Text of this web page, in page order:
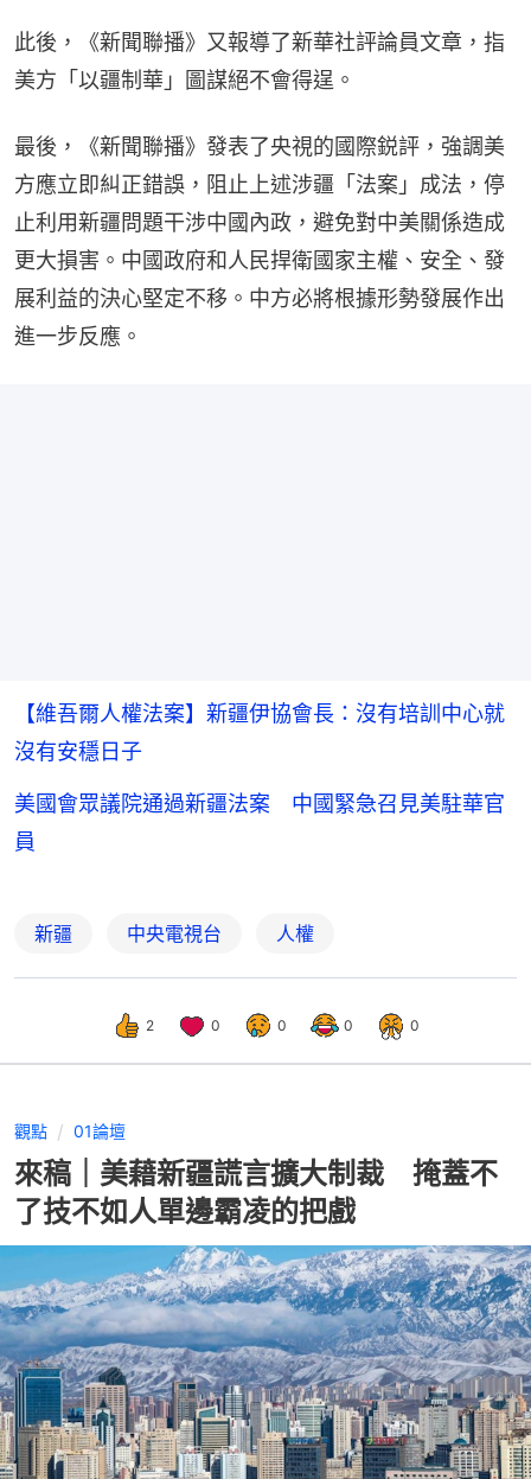
此後，《新聞聯播》又報導了新華社評論員文章，指
美方「以疆制華」圖謀絕不會得逞。
最後，《新聞聯播》發表了央視的國際鋭評，強調美
方應立即糾正錯誤，阻止上述涉疆「法案」成法，停
止利用新疆問題干涉中國內政，避免對中美關係造成
更大損害。中國政府和人民捍衛國家主權、安全、發
展利益的決心堅定不移。中方必將根據形勢發展作出
進一步反應。
【維吾爾人權法案】新疆伊協會長：沒有培訓中心就
沒有安穩日子
美國會眾議院通過新疆法案 中國緊急召見美駐華官
員
新疆 中央電視台 人權
2 0 0 0 0
觀點 01論壇
來稿｜美藉新疆謊言擴大制裁 掩蓋不
了技不如人單邊霸凌的把戲